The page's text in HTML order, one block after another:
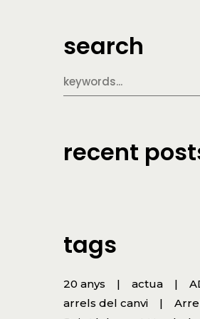
search
recent
tags
20 anys actua
arrels del canvi